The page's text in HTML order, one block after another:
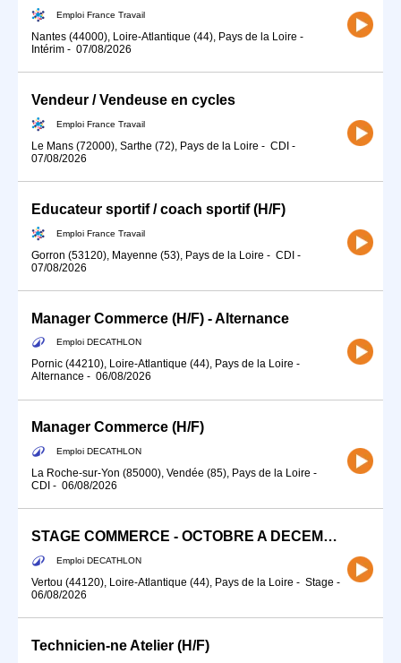
Emploi France Travail
Nantes (44000), Loire-Atlantique (44), Pays de la Loire -
Intérim - 07/08/2026
Vendeur / Vendeuse en cycles
Emploi France Travail
Le Mans (72000), Sarthe (72), Pays de la Loire - CDI -
07/08/2026
Educateur sportif / coach sportif (H/F)
Emploi France Travail
Gorron (53120), Mayenne (53), Pays de la Loire - CDI -
07/08/2026
Manager Commerce (H/F) - Alternance
Emploi DECATHLON
Pornic (44210), Loire-Atlantique (44), Pays de la Loire -
Alternance - 06/08/2026
Manager Commerce (H/F)
Emploi DECATHLON
La Roche-sur-Yon (85000), Vendée (85), Pays de la Loire -
CDI - 06/08/2026
STAGE COMMERCE - OCTOBRE A DECEMBRE (H/F)
Emploi DECATHLON
Vertou (44120), Loire-Atlantique (44), Pays de la Loire - Stage -
06/08/2026
Technicien-ne Atelier (H/F)